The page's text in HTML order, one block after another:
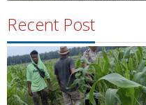
Recent Post